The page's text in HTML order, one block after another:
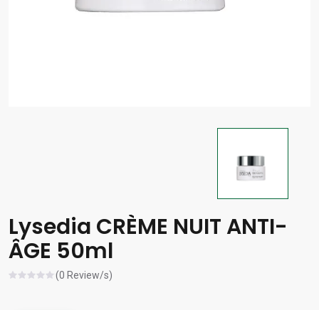
Lysedia CRÈME NUIT ANTI-
ÂGE 50ml
(0 Review/s)